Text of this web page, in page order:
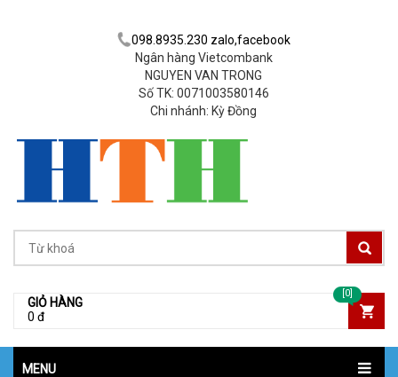
098.8935.230 zalo,facebook
Ngân hàng Vietcombank
NGUYEN VAN TRONG
Số TK: 0071003580146
Chi nhánh: Kỳ Đồng
GIỎ HÀNG
0 đ
[0]
MENU